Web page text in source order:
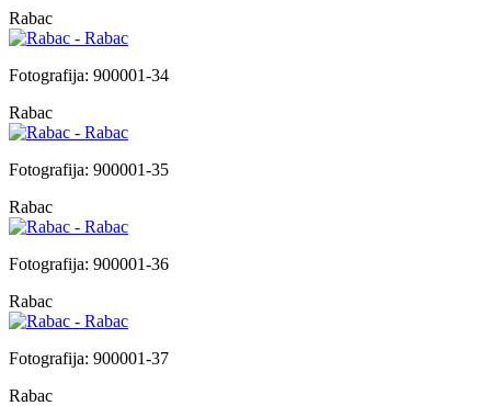
Rabac
Fotografija: 900001-34
Rabac
Fotografija: 900001-35
Rabac
Fotografija: 900001-36
Rabac
Fotografija: 900001-37
Rabac